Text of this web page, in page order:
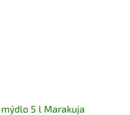
mýdlo 5 l Marakuja